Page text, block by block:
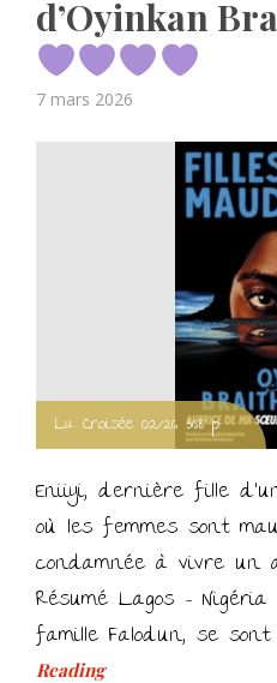
d’Oyinkan
Posted
7 mars 2026
La Croisée 02/26 368 p.
Eniiyi, dernière fille
où les femmes sont
condamnée à vivre un
Résumé Lagos –
famille Falodun, se
Reading